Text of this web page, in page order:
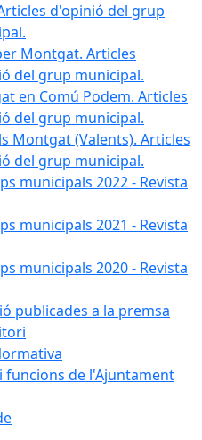
d'opinió del grup
Montgat. Articles
del grup municipal.
en Comú Podem. Articles
del grup municipal.
Montgat (Valents). Articles
del grup municipal.
municipals 2022 - Revista
municipals 2021 - Revista
municipals 2020 - Revista
publicades a la premsa
funcions de l'Ajuntament